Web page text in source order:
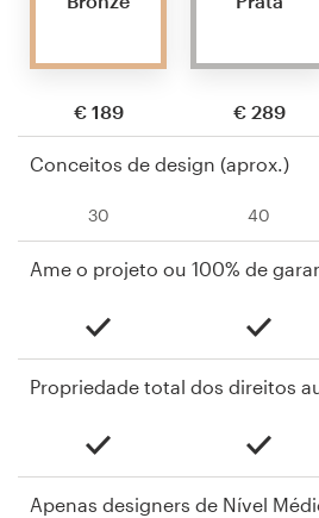
€ 189 € 289
Conceitos de design (aprox.)
30 40
Ame o projeto ou 100% de
Propriedade total dos direitos
Apenas designers de Nível